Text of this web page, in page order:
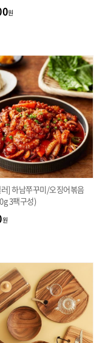
원
] 하남쭈꾸미/오징어볶음
3팩구성)
원